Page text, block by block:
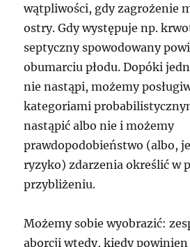
wątpliwości, gdy zagrożenie
ostry. Gdy występuje np.
septyczny spowodowany
obumarciu płodu. Dopóki
nie nastąpi, możemy
kategoriami
nastąpić albo nie i możemy
prawdopodobieństwo (albo,
ryzyko) zdarzenia określić w
przybliżeniu.
Możemy sobie wyobrazić:
aborcji wtedy, kiedy